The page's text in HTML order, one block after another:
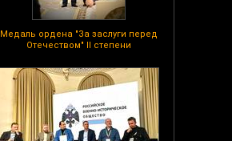
Медаль ордена "За заслуги перед
Отечеством" II степени